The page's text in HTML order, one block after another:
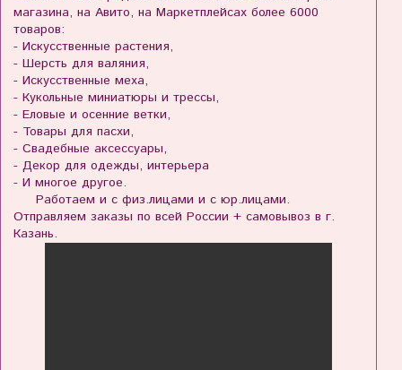
магазина, на Авито, на Маркетплейсах более 6000
товаров:
- Искусственные растения,
- Шерсть для валяния,
- Искусственные меха,
- Кукольные миниатюры и трессы,
- Еловые и осенние ветки,
- Товары для пасхи,
- Свадебные аксессуары,
- Декор для одежды, интерьера
- И многое другое.
Работаем и с физ.лицами и с юр.лицами.
Отправляем заказы по всей России + самовывоз в г.
Казань.